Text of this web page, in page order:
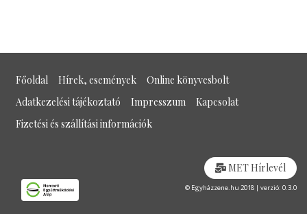
Főoldal Hírek, események
Online könyvesbolt
Adatkezelési tájékoztató
Impresszum
Kapcsolat
Fizetési és szállítási információk
MET Hírlevél
© Egyházzene.hu 2018 | verzió: 0.3.0